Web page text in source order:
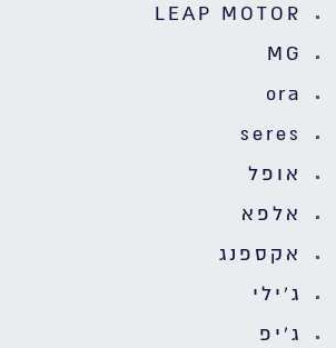
LEAP MOTOR
MG
ora
seres
אופל
אלפא
אקספנג
ג'ילי
ג'יפ